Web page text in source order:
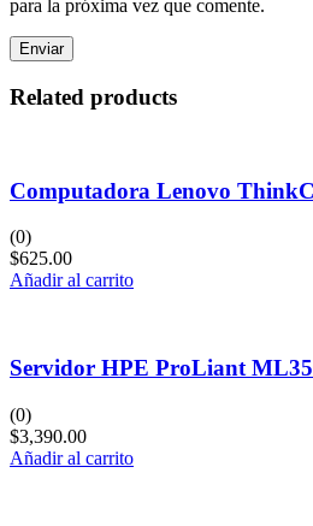
para la próxima vez que comente.
Related products
Computadora Lenovo
(0)
$625.00
Añadir al carrito
Servidor HPE ProLiant
(0)
$3,390.00
Añadir al carrito